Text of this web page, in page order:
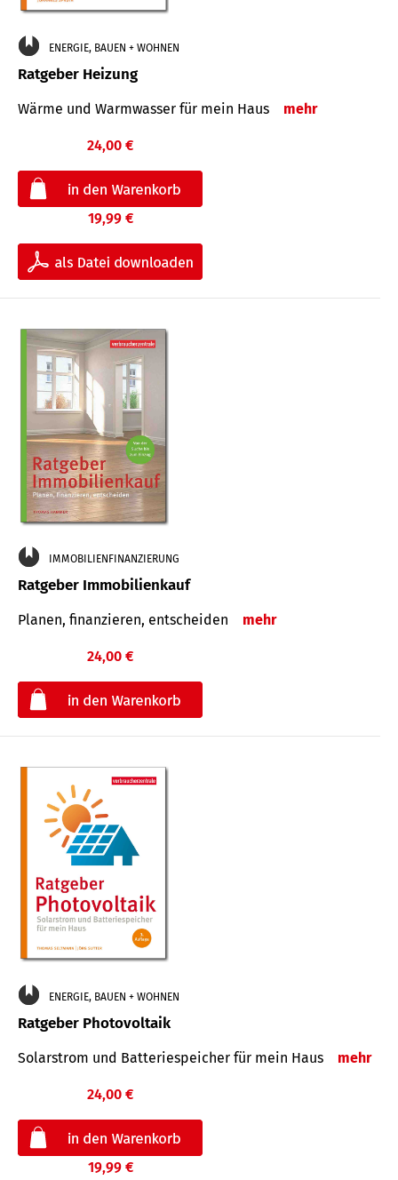
ENERGIE, BAUEN + WOHNEN
Ratgeber Heizung
Wärme und Warmwasser für mein Haus mehr
24,00 €
19,99 €
IMMOBILIENFINANZIERUNG
Ratgeber Immobilienkauf
Planen, finanzieren, entscheiden mehr
24,00 €
ENERGIE, BAUEN + WOHNEN
Ratgeber Photovoltaik
Solarstrom und Batteriespeicher für mein Haus mehr
24,00 €
19,99 €